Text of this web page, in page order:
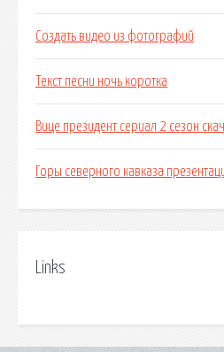
Создать видео из фотографий
Текст песни ночь коротка
Вице президент сериал 2 сезон
Горы северного кавказа
Links